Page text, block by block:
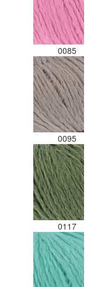
0085
0095
0117